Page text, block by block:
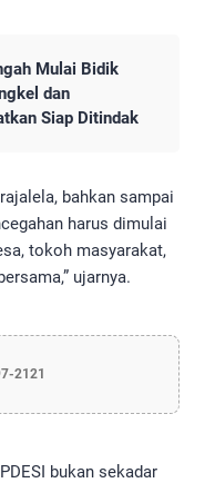
Mulai Bidik
dan
Siap Ditindak
bahkan sampai
harus dimulai
tokoh masyarakat,
ujarnya.
2121
bukan sekadar